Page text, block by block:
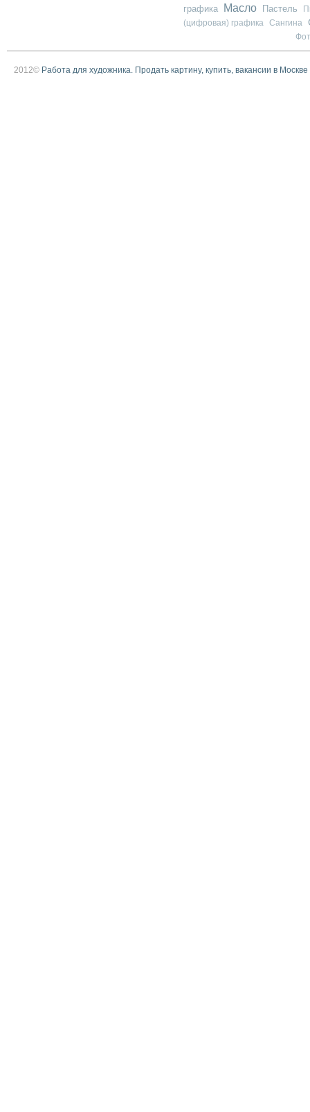
графика
Масло Пастель
(цифровая) графика
Сангина
2012© Работа для художника. Продать картину, купить, вакансии в Москве